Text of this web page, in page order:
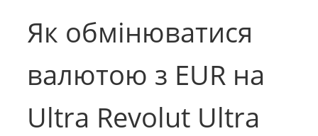
Як обмінюватися
валютою з EUR на
Ultra Revolut Ultra